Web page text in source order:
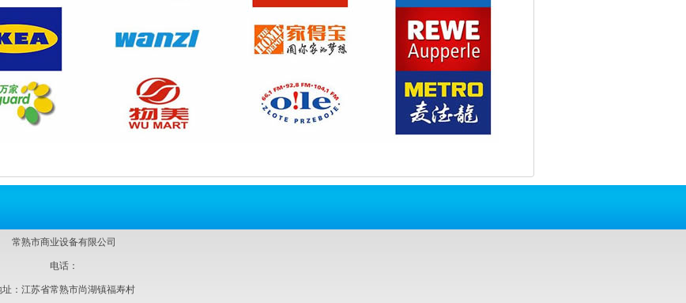
常熟市商业设备有限公司
电话：
址：江苏省常熟市尚湖镇福寿村